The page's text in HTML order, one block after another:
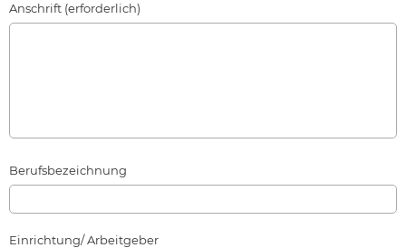
Anschrift (erforderlich)
Berufsbezeichnung
Einrichtung/ Arbeitgeber